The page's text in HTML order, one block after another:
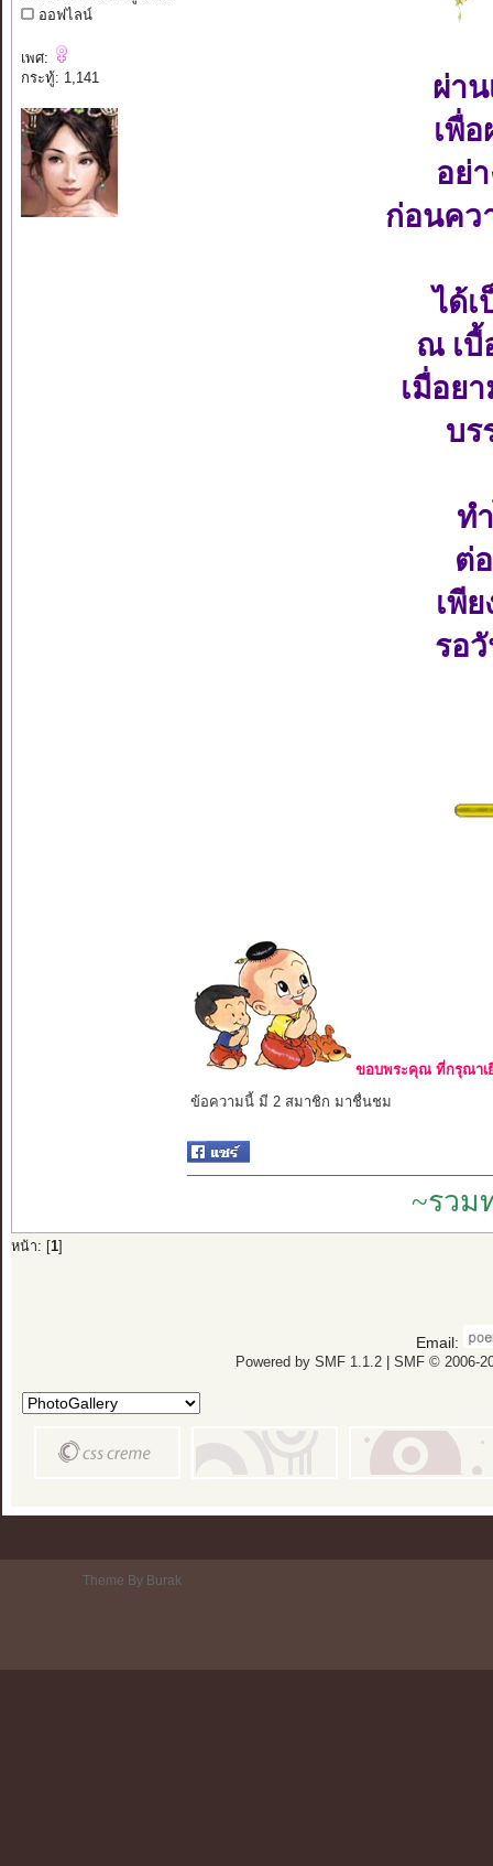
ออฟไลน์
เพศ:
กระทู้: 1,141
ผ่า
เพื่
อย่
ก่อนคว
ได้
ณ เบื้
เมื่อย
บร
ท
ต่
เพี
รอ
ขอบพระคุณ ที่กรุณาเ
ข้อความนี้ มี 2 สมาชิก มาชื่นชม
~รวม
หน้า: [ 1]
Email:
Powered by SMF 1.1.2| SMF © 2006-
Theme By Burak